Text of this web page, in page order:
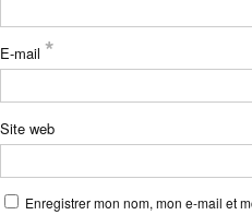
E-mail *
Site web
Enregistrer mon nom, mon e-mail et